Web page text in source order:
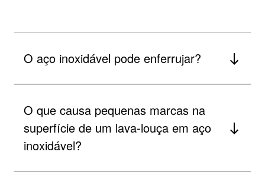
O aço inoxidável pode enferrujar?
O que causa pequenas marcas na
superfície de um lava-louça em aço
inoxidável?